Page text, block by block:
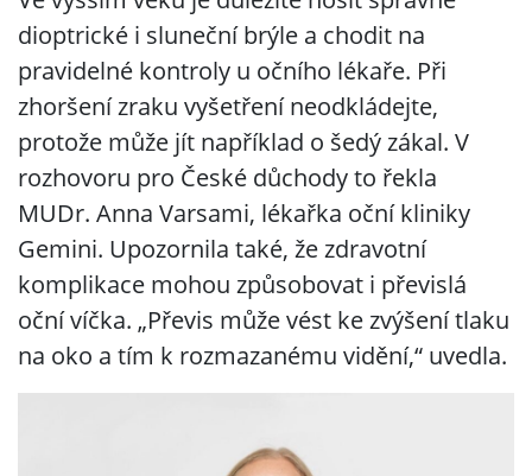
dioptrické i sluneční brýle a chodit na
pravidelné kontroly u očního lékaře. Při
zhoršení zraku vyšetření neodkládejte,
protože může jít například o šedý zákal. V
rozhovoru pro České důchody to řekla
MUDr. Anna Varsami, lékařka oční kliniky
Gemini. Upozornila také, že zdravotní
komplikace mohou způsobovat i převislá
oční víčka. „Převis může vést ke zvýšení tlaku
na oko a tím k rozmazanému vidění,“ uvedla.